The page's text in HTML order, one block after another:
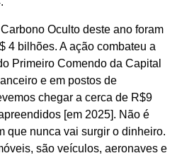
Oculto deste ano foram
4 bilhões. A ação combateu a
Primeiro Comendo da Capital
e em postos de
chegar a cerca de R$9
[em 2025]. Não é
que nunca vai surgir o dinheiro.
são veículos, aeronaves e